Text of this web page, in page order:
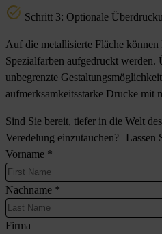
Schritt 3: Optionale
Auf die metallisierte Fläche
Spezialfarben aufgedruckt werden.
unbegrenzte
aufmerksamkeitsstarke Drucke mit
Sind Sie bereit, tiefer in die Welt
Veredelung einzutauchen? Lassen
Vorname *
Nachname *
Firma